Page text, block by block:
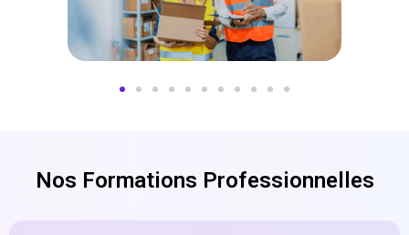
Nos Formations Professionnelles